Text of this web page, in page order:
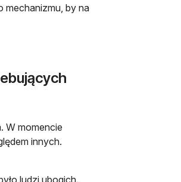
mechanizmu, by na
W momencie
innych.
ludzi ubogich.